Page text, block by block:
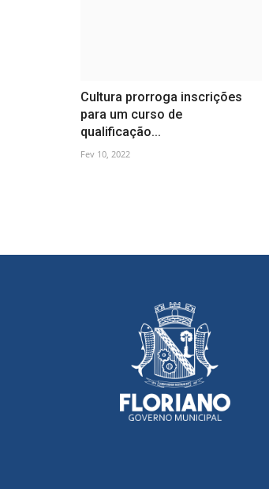
Cultura prorroga inscrições
para um curso de
qualificação...
Fev 10, 2022